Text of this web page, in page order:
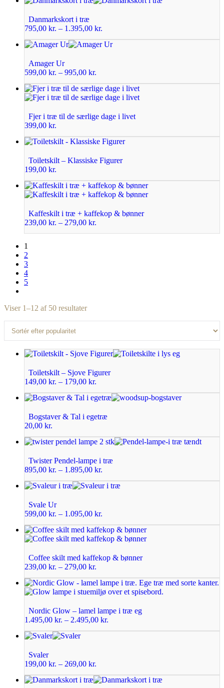
Danmarkskort i træ
795,00 kr. – 1.395,00 kr.
Amager Ur
599,00 kr. – 995,00 kr.
Fjer i træ til de særlige dage i livet
399,00 kr.
Toiletskilt – Klassiske Figurer
199,00 kr.
Kaffeskilt i træ + kaffekop & bønner
239,00 kr. – 279,00 kr.
1
2
3
4
5
Viser 1–12 af 50 resultater
Toiletskilt – Sjove Figurer
149,00 kr. – 179,00 kr.
Bogstaver & Tal i egetræ
20,00 kr.
Twister Pendel-lampe i træ
895,00 kr. – 1.895,00 kr.
Svale Ur
599,00 kr. – 1.095,00 kr.
Coffee skilt med kaffekop & bønner
239,00 kr. – 279,00 kr.
Nordic Glow – lamel lampe i træ eg
1.495,00 kr. – 2.495,00 kr.
Svaler
199,00 kr. – 269,00 kr.